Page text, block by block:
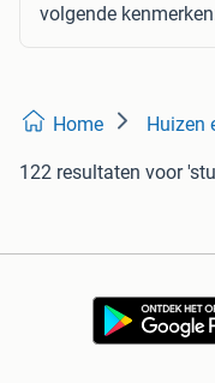
volgende
Home Huizen
122 resultaten voor